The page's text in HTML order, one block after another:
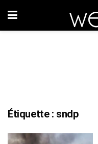
Étiquette : sndp